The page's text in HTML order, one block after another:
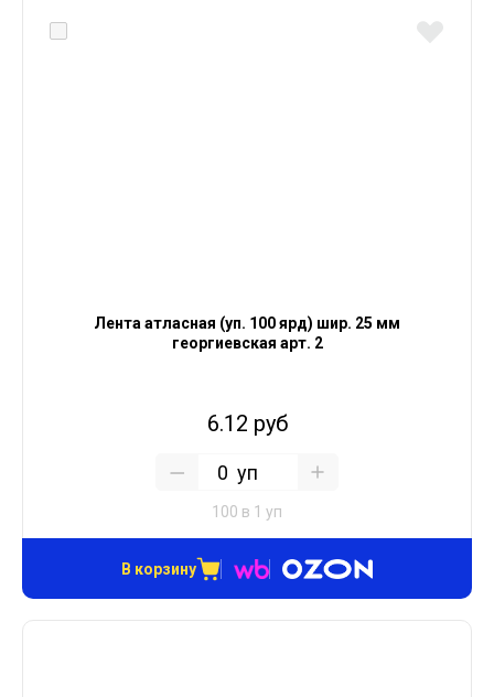
Лента атласная (уп. 100 ярд) шир. 25 мм
георгиевская арт. 2
6.12 руб
уп
100 в 1 уп
В корзину